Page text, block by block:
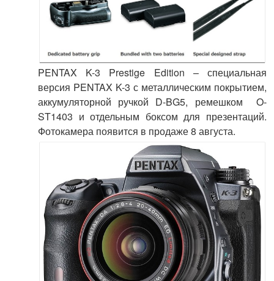
PENTAX K-3 Prestige Edition – специальная
версия PENTAX K-3 с металлическим покрытием,
аккумуляторной ручкой D-BG5, ремешком O-
ST1403 и отдельным боксом для презентаций.
Фотокамера появится в продаже 8 августа.